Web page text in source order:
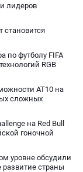
лидеров
становится
по футболу FIFA
RGB
AT10 на
сложных
на Red Bull
гоночной
уровне обсудили
развитие страны